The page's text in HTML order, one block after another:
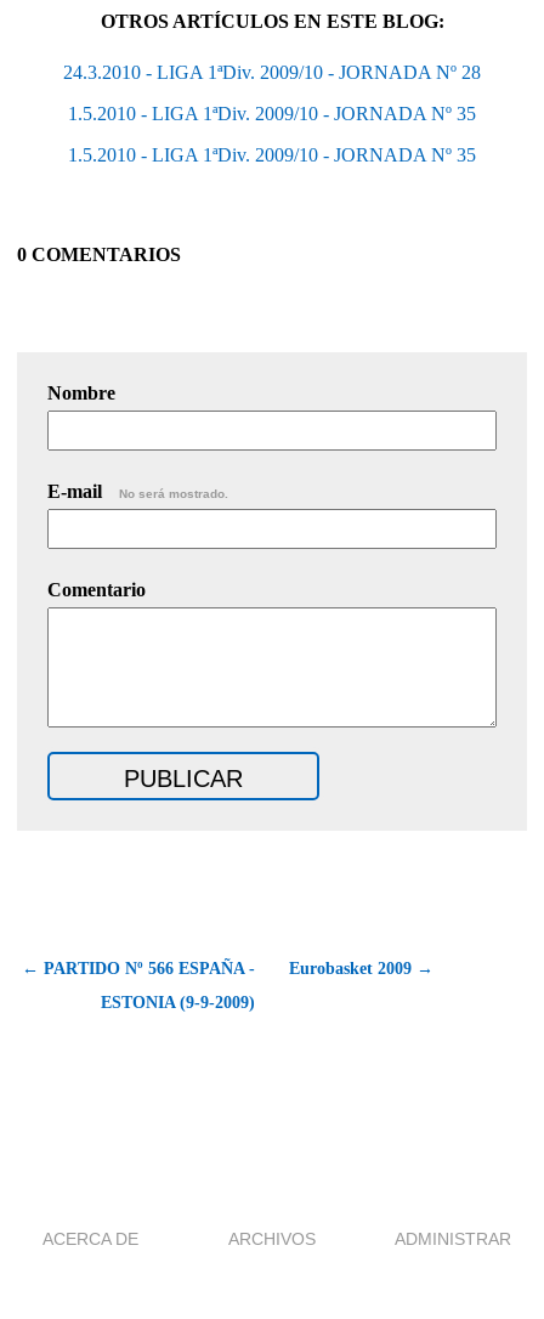
OTROS ARTÍCULOS EN ESTE BLOG:
24.3.2010 - LIGA 1ªDiv. 2009/10 - JORNADA Nº 28
1.5.2010 - LIGA 1ªDiv. 2009/10 - JORNADA Nº 35
1.5.2010 - LIGA 1ªDiv. 2009/10 - JORNADA Nº 35
0 COMENTARIOS
Nombre
E-mail No será mostrado.
Comentario
← PARTIDO Nº 566 ESPAÑA -
ESTONIA (9-9-2009)
Eurobasket 2009 →
ACERCA DE ARCHIVOS ADMINISTRAR